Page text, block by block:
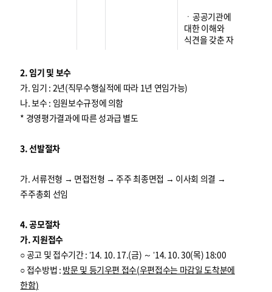
ㆍ공공기관에
대한 이해와
식견을 갖춘 자
2. 임기 및 보수
가. 임기 : 2년(직무수행실적에 따라 1년 연임가능)
나. 보수 : 임원보수규정에 의함
* 경영평가결과에 따른 성과급 별도
3. 선발절차
가. 서류전형 → 면접전형 → 주주 최종면접 → 이사회 의결 →
주주총회 선임
4. 공모절차
가. 지원접수
○ 공고 및 접수기간 : ’14. 10. 17.(금) ～ ’14. 10. 30(목) 18:00
○ 접수방법 : 방문 및 등기우편 접수(우편접수는 마감일 도착분에
한함)